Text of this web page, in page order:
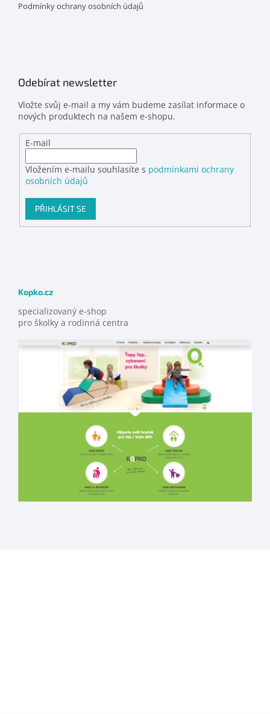
Podmínky ochrany osobních údajů
Odebírat newsletter
Vložte svůj e-mail a my vám budeme zasílat informace o
nových produktech na našem e-shopu.
E-mail
Vložením e-mailu souhlasíte s podmínkami ochrany
osobních údajů
PŘIHLÁSIT SE
Kopko.cz
specializovaný e-shop
pro školky a rodinná centra